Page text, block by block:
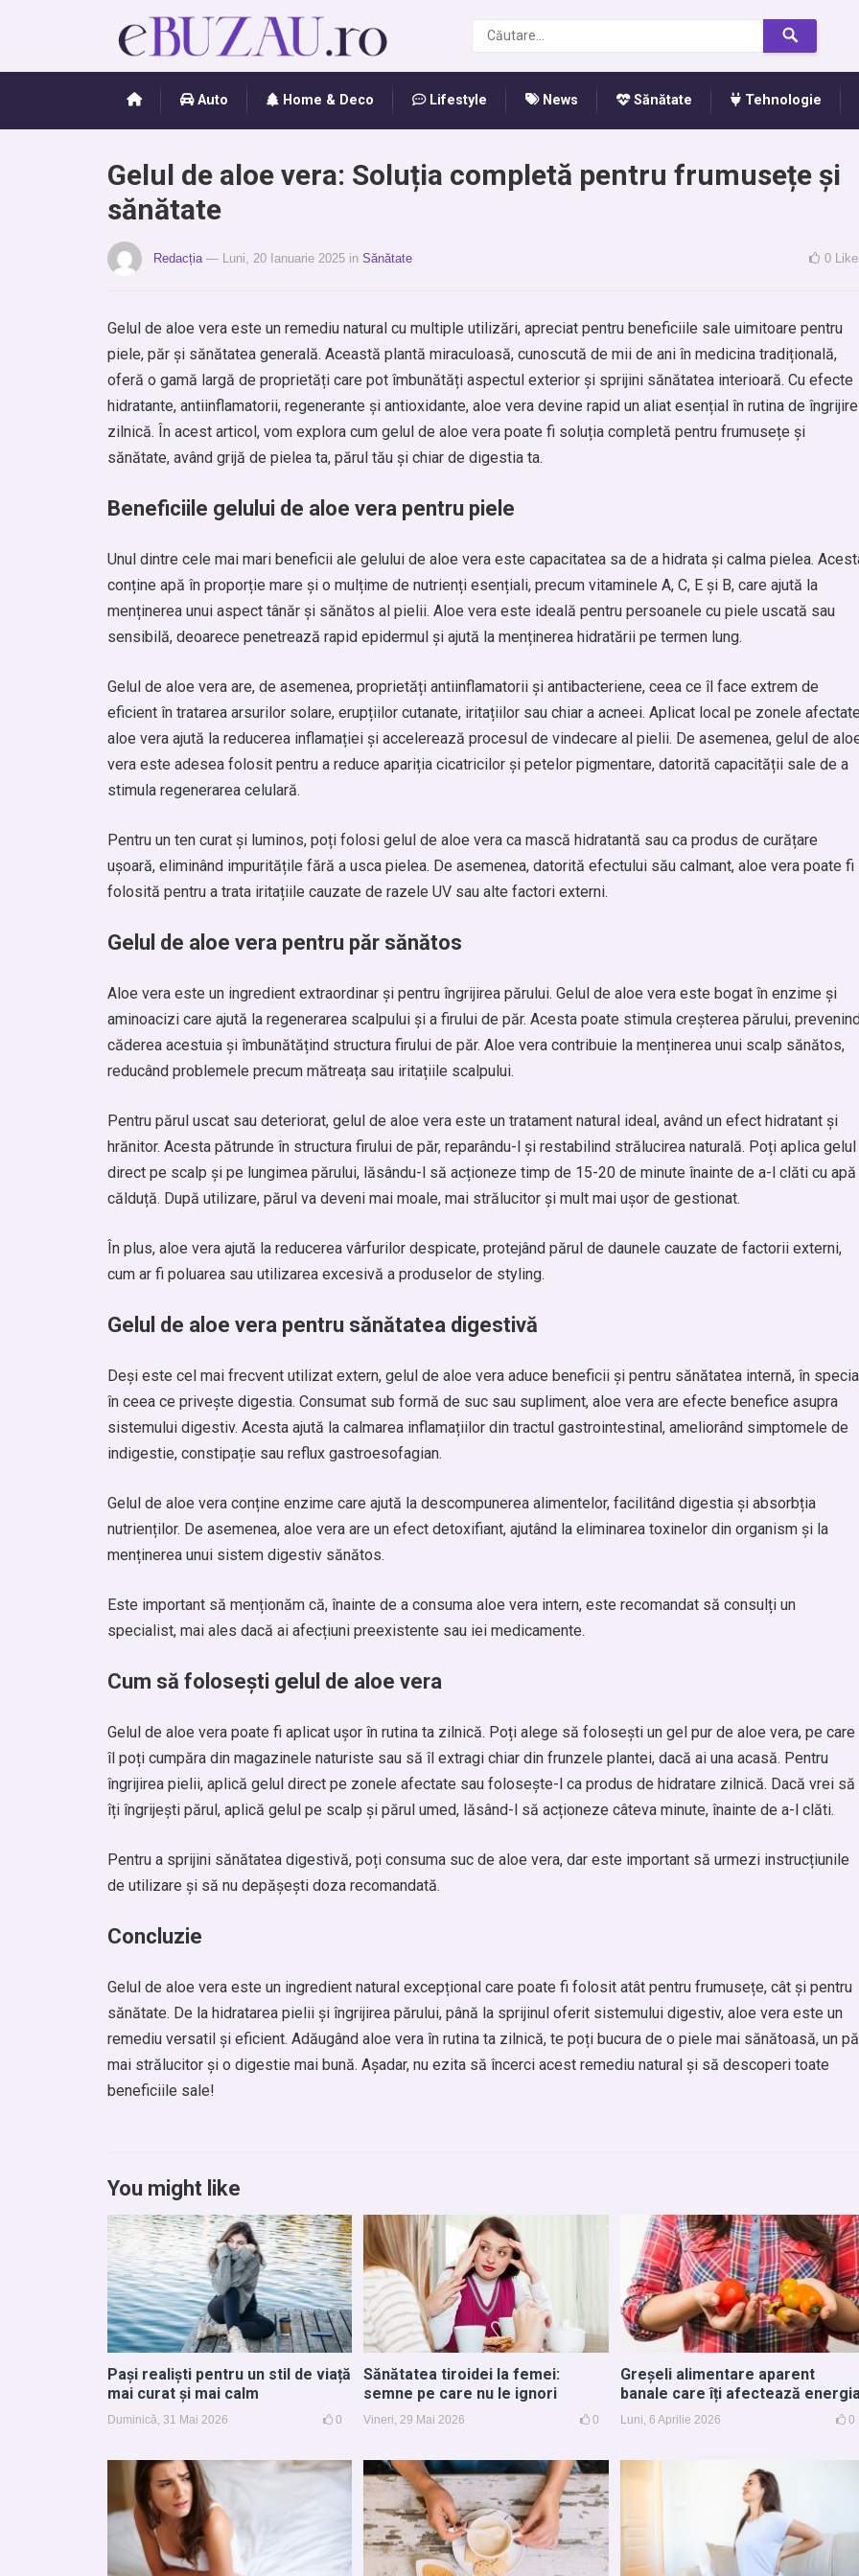
Auto Home & Deco Lifestyle News Sănătate Tehnologie
Gelul de aloe vera: Soluția completă pentru frumusețe și
sănătate
Redacția — Luni, 20 Ianuarie 2025 in Sănătate 0
Gelul de aloe vera este un remediu natural cu multiple utilizări, apreciat pentru beneficiile sale uimitoare pentru
piele, păr și sănătatea generală. Această plantă miraculoasă, cunoscută de mii de ani în medicina tradițională,
oferă o gamă largă de proprietăți care pot îmbunătăți aspectul exterior și sprijini sănătatea interioară. Cu efecte
hidratante, antiinflamatorii, regenerante și antioxidante, aloe vera devine rapid un aliat esențial în rutina de îngrijire
zilnică. În acest articol, vom explora cum gelul de aloe vera poate fi soluția completă pentru frumusețe și
sănătate, având grijă de pielea ta, părul tău și chiar de digestia ta.
Beneficiile gelului de aloe vera pentru piele
Unul dintre cele mai mari beneficii ale gelului de aloe vera este capacitatea sa de a hidrata și calma pielea.
conține apă în proporție mare și o mulțime de nutrienți esențiali, precum vitaminele A, C, E și B, care ajută la
menținerea unui aspect tânăr și sănătos al pielii. Aloe vera este ideală pentru persoanele cu piele uscată sau
sensibilă, deoarece penetrează rapid epidermul și ajută la menținerea hidratării pe termen lung.
Gelul de aloe vera are, de asemenea, proprietăți antiinflamatorii și antibacteriene, ceea ce îl face extrem de
eficient în tratarea arsurilor solare, erupțiilor cutanate, iritațiilor sau chiar a acneei. Aplicat local pe zonele
aloe vera ajută la reducerea inflamației și accelerează procesul de vindecare al pielii. De asemenea, gelul de
vera este adesea folosit pentru a reduce apariția cicatricilor și petelor pigmentare, datorită capacității sale de a
stimula regenerarea celulară.
Pentru un ten curat și luminos, poți folosi gelul de aloe vera ca mască hidratantă sau ca produs de curățare
ușoară, eliminând impuritățile fără a usca pielea. De asemenea, datorită efectului său calmant, aloe vera poate fi
folosită pentru a trata iritațiile cauzate de razele UV sau alte factori externi.
Gelul de aloe vera pentru păr sănătos
Aloe vera este un ingredient extraordinar și pentru îngrijirea părului. Gelul de aloe vera este bogat în enzime și
aminoacizi care ajută la regenerarea scalpului și a firului de păr. Acesta poate stimula creșterea părului,
căderea acestuia și îmbunătățind structura firului de păr. Aloe vera contribuie la menținerea unui scalp sănătos,
reducând problemele precum mătreața sau iritațiile scalpului.
Pentru părul uscat sau deteriorat, gelul de aloe vera este un tratament natural ideal, având un efect hidratant și
hrănitor. Acesta pătrunde în structura firului de păr, reparându-l și restabilind strălucirea naturală. Poți aplica gelul
direct pe scalp și pe lungimea părului, lăsându-l să acționeze timp de 15-20 de minute înainte de a-l clăti cu apă
călduță. După utilizare, părul va deveni mai moale, mai strălucitor și mult mai ușor de gestionat.
În plus, aloe vera ajută la reducerea vârfurilor despicate, protejând părul de daunele cauzate de factorii externi,
cum ar fi poluarea sau utilizarea excesivă a produselor de styling.
Gelul de aloe vera pentru sănătatea digestivă
Deși este cel mai frecvent utilizat extern, gelul de aloe vera aduce beneficii și pentru sănătatea internă, în
în ceea ce privește digestia. Consumat sub formă de suc sau supliment, aloe vera are efecte benefice asupra
sistemului digestiv. Acesta ajută la calmarea inflamațiilor din tractul gastrointestinal, ameliorând simptomele de
indigestie, constipație sau reflux gastroesofagian.
Gelul de aloe vera conține enzime care ajută la descompunerea alimentelor, facilitând digestia și absorbția
nutrienților. De asemenea, aloe vera are un efect detoxifiant, ajutând la eliminarea toxinelor din organism și la
menținerea unui sistem digestiv sănătos.
Este important să menționăm că, înainte de a consuma aloe vera intern, este recomandat să consulți un
specialist, mai ales dacă ai afecțiuni preexistente sau iei medicamente.
Cum să folosești gelul de aloe vera
Gelul de aloe vera poate fi aplicat ușor în rutina ta zilnică. Poți alege să folosești un gel pur de aloe vera, pe care
îl poți cumpăra din magazinele naturiste sau să îl extragi chiar din frunzele plantei, dacă ai una acasă. Pentru
îngrijirea pielii, aplică gelul direct pe zonele afectate sau folosește-l ca produs de hidratare zilnică. Dacă vrei să
îți îngrijești părul, aplică gelul pe scalp și părul umed, lăsând-l să acționeze câteva minute, înainte de a-l clăti.
Pentru a sprijini sănătatea digestivă, poți consuma suc de aloe vera, dar este important să urmezi instrucțiunile
de utilizare și să nu depășești doza recomandată.
Concluzie
Gelul de aloe vera este un ingredient natural excepțional care poate fi folosit atât pentru frumusețe, cât și pentru
sănătate. De la hidratarea pielii și îngrijirea părului, până la sprijinul oferit sistemului digestiv, aloe vera este un
remediu versatil și eficient. Adăugând aloe vera în rutina ta zilnică, te poți bucura de o piele mai sănătoasă, un
mai strălucitor și o digestie mai bună. Așadar, nu ezita să încerci acest remediu natural și să descoperi toate
beneficiile sale!
You might like
Pași realiști pentru un stil de viață
mai curat și mai calm
Duminică, 31 Mai 2026 0
Sănătatea tiroidei la femei:
semne pe care nu le ignori
Vineri, 29 Mai 2026 0
Greșeli alimentare aparent
banale care îți afectează
Luni, 6 Aprilie 2026 0